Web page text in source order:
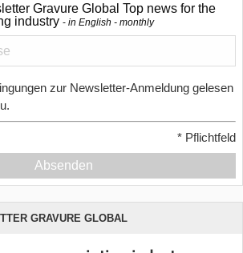
Gravure Global Top news for the
industry
in English - monthly
zur Newsletter-Anmeldung gelesen
* Pflichtfeld
Absenden
GRAVURE GLOBAL